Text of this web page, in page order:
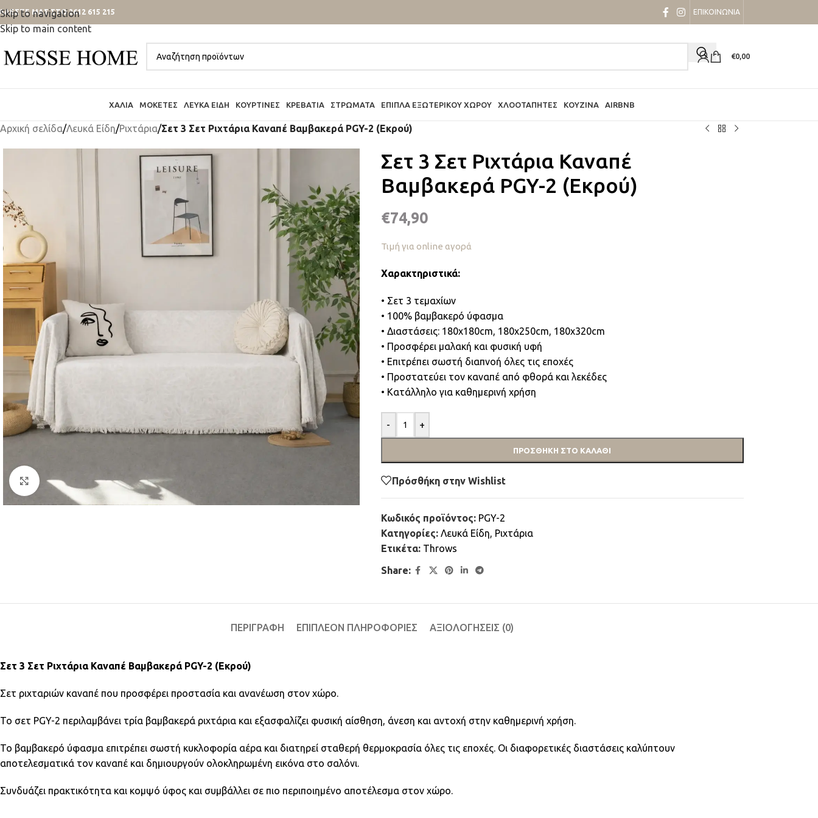
Skip to navigation
Skip to main content
ΜΑΣ ΣΤΟ 2612 615 215 ΕΠΙΚΟΙΝΩΝΙΑ
€0,00
ΧΑΛΙΆ ΜΟΚΈΤΕΣ ΛΕΥΚΆ ΕΊΔΗ ΚΟΥΡΤΊΝΕΣ ΚΡΕΒΆΤΙΑ ΣΤΡΏΜΑΤΑ ΈΠΙΠΛΑ ΕΞΩΤΕΡΙΚΟΎ ΧΏΡΟΥ ΧΛΟΟΤΆΠΗΤΕΣ ΚΟΥΖΊΝΑ AIRBNB
Αρχική σελίδα/Λευκά Είδη/Ριχτάρια/Σετ 3 Σετ Ριχτάρια Καναπέ Βαμβακερά PGY-2 (Εκρού)
Κλικ για μεγέθυνση
Σετ 3 Σετ Ριχτάρια Καναπέ
Βαμβακερά PGY-2 (Εκρού)
€74,90
Τιμή για online αγορά
Χαρακτηριστικά:
• Σετ 3 τεμαχίων
• 100% βαμβακερό ύφασμα
• Διαστάσεις: 180x180cm, 180x250cm, 180x320cm
• Προσφέρει μαλακή και φυσική υφή
• Επιτρέπει σωστή διαπνοή όλες τις εποχές
• Προστατεύει τον καναπέ από φθορά και λεκέδες
• Κατάλληλο για καθημερινή χρήση
- +
ΠΡΟΣΘΉΚΗ ΣΤΟ ΚΑΛΆΘΙ
Πρόσθήκη στην Wishlist
Κωδικός προϊόντος: PGY-2
Κατηγορίες: Λευκά Είδη, Ριχτάρια
Ετικέτα: Throws
Share:
ΠΕΡΙΓΡΑΦΉ ΕΠΙΠΛΈΟΝ ΠΛΗΡΟΦΟΡΊΕΣ ΑΞΙΟΛΟΓΉΣΕΙΣ (0)
Σετ 3 Σετ Ριχτάρια Καναπέ Βαμβακερά PGY-2 (Εκρού)
Σετ ριχταριών καναπέ που προσφέρει προστασία και ανανέωση στον χώρο.
Το σετ PGY-2 περιλαμβάνει τρία βαμβακερά ριχτάρια και εξασφαλίζει φυσική αίσθηση, άνεση και αντοχή στην καθημερινή χρήση.
Το βαμβακερό ύφασμα επιτρέπει σωστή κυκλοφορία αέρα και διατηρεί σταθερή θερμοκρασία όλες τις εποχές. Οι διαφορετικές διαστάσεις καλύπτουν
αποτελεσματικά τον καναπέ και δημιουργούν ολοκληρωμένη εικόνα στο σαλόνι.
Συνδυάζει πρακτικότητα και κομψό ύφος και συμβάλλει σε πιο περιποιημένο αποτέλεσμα στον χώρο.